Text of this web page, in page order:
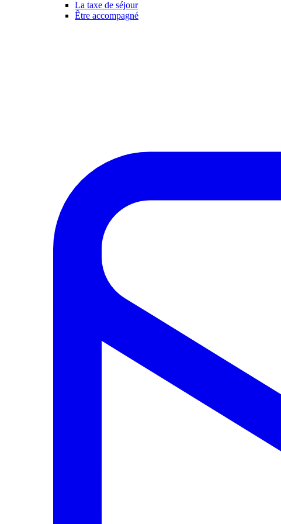
La taxe de séjour
Être accompagné